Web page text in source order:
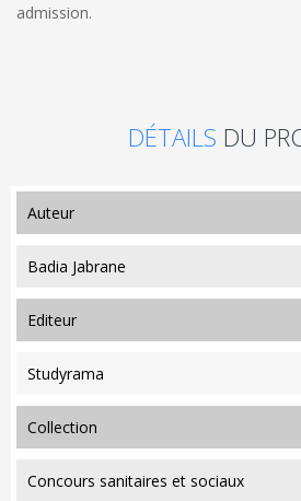
admission.
DÉTAILS DU
auteur
Badia Jabrane
editeur
Studyrama
collection
Concours sanitaires et sociaux